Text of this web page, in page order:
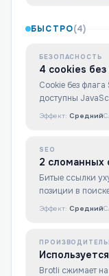
БЫСТРО(4)
БЕЗОПАСНОСТЬ
4 cookies
Cookie без
доступны
Эффект: Средний
SEO
2 сломанных
Битые ссылки
позиции в
Эффект: Средний
Brotli сжимает